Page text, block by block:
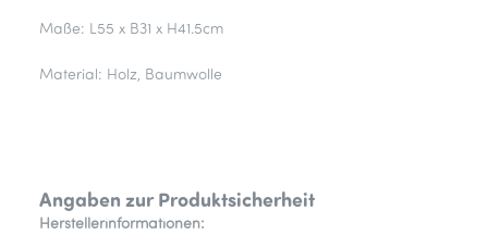
Maße: L55 x B31 x H41.5cm
Material: Holz, Baumwolle
Angaben zur Produktsicherheit
Herstellerinformationen: